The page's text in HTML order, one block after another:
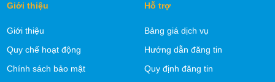
Giới thiệu
Giới thiệu
Quy chế hoạt động
Chính sách bảo mật
Hỗ trợ
Bảng giá dịch vụ
Hướng dẫn đăng tin
Quy định đăng tin